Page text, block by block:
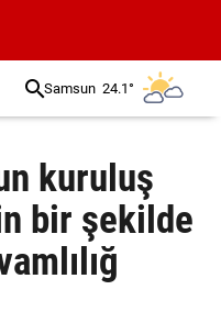
Samsun 24.1°
kuruluş
bir şekilde